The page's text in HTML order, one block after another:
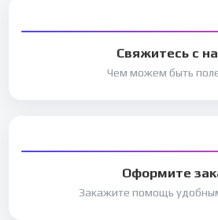
Свяжитесь с
Чем можем быть
Оформите
Закажите помощь